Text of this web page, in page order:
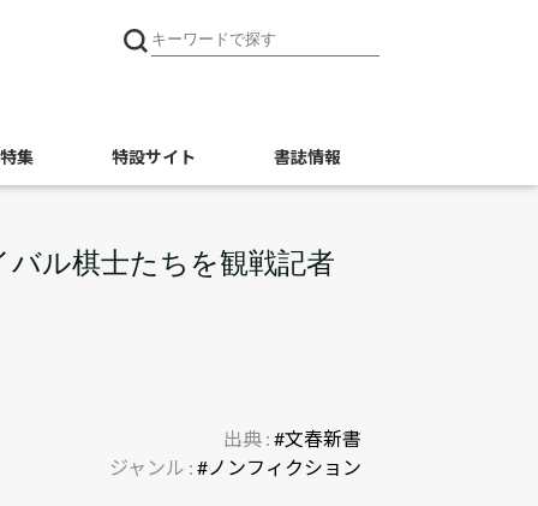
特集 特設サイト 書誌情報
ル棋士たちを観戦記者
出典 : #文春新書
ジャンル : #ノンフィクション